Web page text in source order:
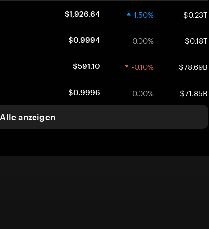
$1,926.64 1.50% $0.23T
$0.9994 0.00% $0.18T
$591.10 -0.10% $78.69B
$0.9996 0.00% $71.85B
Alle anzeigen